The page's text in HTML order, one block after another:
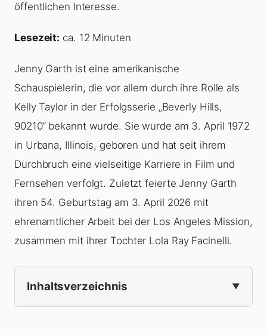
öffentlichen Interesse.
Lesezeit: ca. 12 Minuten
Jenny Garth ist eine amerikanische
Schauspielerin, die vor allem durch ihre Rolle als
Kelly Taylor in der Erfolgsserie „Beverly Hills,
90210“ bekannt wurde. Sie wurde am 3. April 1972
in Urbana, Illinois, geboren und hat seit ihrem
Durchbruch eine vielseitige Karriere in Film und
Fernsehen verfolgt. Zuletzt feierte Jenny Garth
ihren 54. Geburtstag am 3. April 2026 mit
ehrenamtlicher Arbeit bei der Los Angeles Mission,
zusammen mit ihrer Tochter Lola Ray Facinelli.
Inhaltsverzeichnis